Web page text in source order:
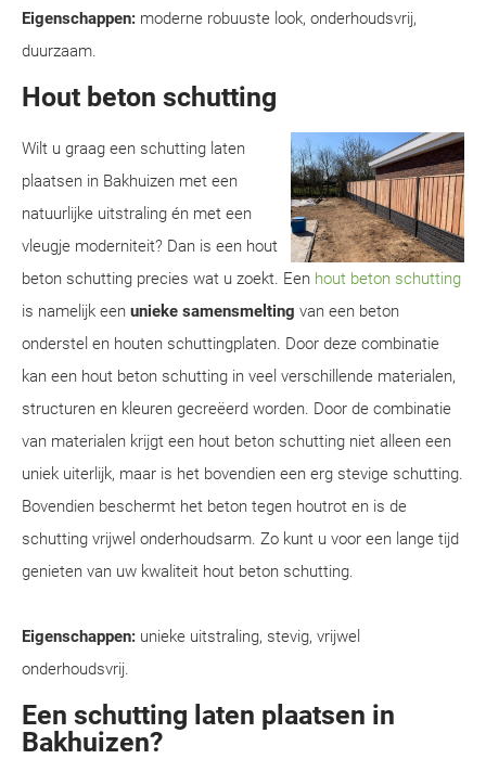
Eigenschappen: moderne robuuste look, onderhoudsvrij,
duurzaam.
Hout beton schutting
Wilt u graag een schutting laten
plaatsen in Bakhuizen met een
natuurlijke uitstraling én met een
vleugje moderniteit? Dan is een hout
beton schutting precies wat u zoekt. Een hout beton schutting
is namelijk een unieke samensmelting van een beton
onderstel en houten schuttingplaten. Door deze combinatie
kan een hout beton schutting in veel verschillende materialen,
structuren en kleuren gecreëerd worden. Door de combinatie
van materialen krijgt een hout beton schutting niet alleen een
uniek uiterlijk, maar is het bovendien een erg stevige schutting.
Bovendien beschermt het beton tegen houtrot en is de
schutting vrijwel onderhoudsarm. Zo kunt u voor een lange tijd
genieten van uw kwaliteit hout beton schutting.
Eigenschappen: unieke uitstraling, stevig, vrijwel
onderhoudsvrij.
Een schutting laten plaatsen in
Bakhuizen?